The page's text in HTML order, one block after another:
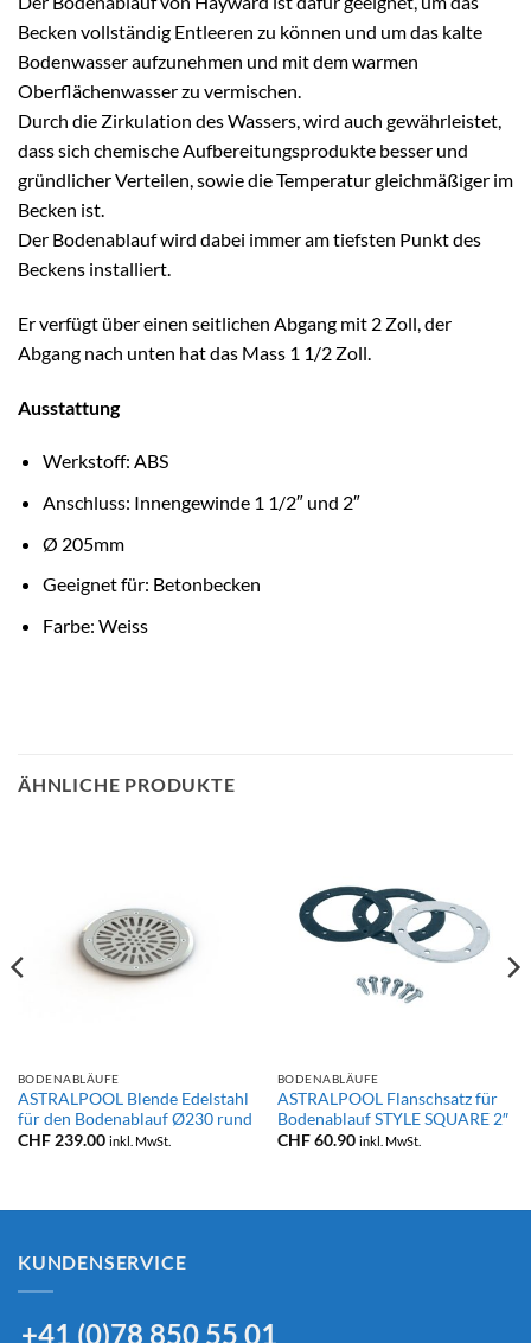
Becken vollständig Entleeren zu können und um das kalte
Bodenwasser aufzunehmen und mit dem warmen
Oberflächenwasser zu vermischen.
Durch die Zirkulation des Wassers, wird auch gewährleistet,
dass sich chemische Aufbereitungsprodukte besser und
gründlicher Verteilen, sowie die Temperatur gleichmäßiger im
Becken ist.
Der Bodenablauf wird dabei immer am tiefsten Punkt des
Beckens installiert.
Er verfügt über einen seitlichen Abgang mit 2 Zoll, der
Abgang nach unten hat das Mass 1 1/2 Zoll.
Ausstattung
Werkstoff: ABS
Anschluss: Innengewinde 1 1/2″ und 2″
Ø 205mm
Geeignet für: Betonbecken
Farbe: Weiss
ÄHNLICHE PRODUKTE
BODENABLÄUFE
ASTRALPOOL Blende Edelstahl
für den Bodenablauf Ø230 rund
CHF239.00 inkl. MwSt.
BODENABLÄUFE
ASTRALPOOL Flanschsatz für
Bodenablauf STYLE SQUARE 2″
CHF60.90 inkl. MwSt.
KUNDENSERVICE
+41 (0)78 850 55 01